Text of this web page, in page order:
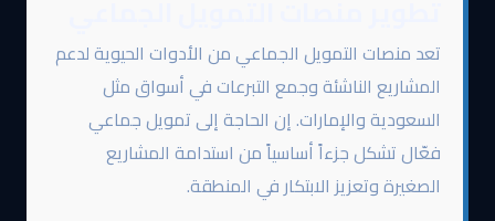
تعد منصات التمويل الجماعي من الأدوات الحيوية لدعم
المشاريع الناشئة وجمع التبرعات في أسواق مثل
السعودية والإمارات. إن الحاجة إلى تمويل جماعي
فعّال تشكل جزءاً أساسياً من استدامة المشاريع
الصغيرة وتعزيز الابتكار في المنطقة.